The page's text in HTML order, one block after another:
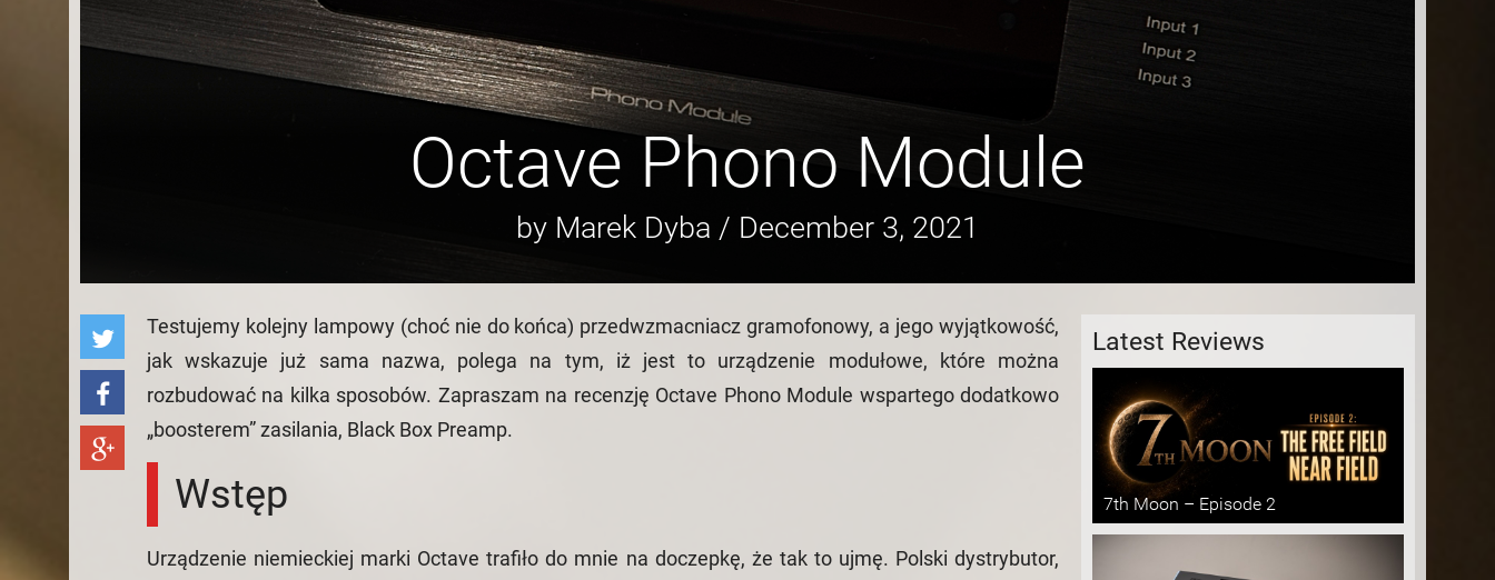
Octave Phono Module
by Marek Dyba / December 3, 2021
Testujemy kolejny lampowy (choć nie do końca) przedwzmacniacz gramofonowy, a jego wyjątkowość,
jak wskazuje już sama nazwa, polega na tym, iż jest to urządzenie modułowe, które można
rozbudować na kilka sposobów. Zapraszam na recenzję Octave Phono Module wspartego dodatkowo
„boosterem” zasilania, Black Box Preamp.
Wstęp
Urządzenie niemieckiej marki Octave trafiło do mnie na doczepkę, że tak to ujmę. Polski dystrybutor,
Latest Reviews
7th Moon – Episode 2